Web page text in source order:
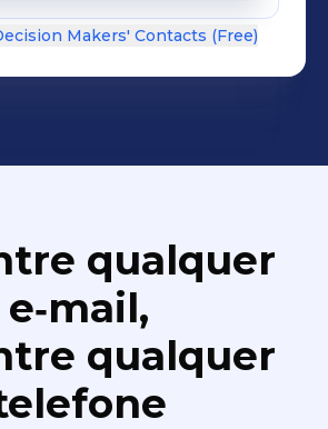
Makers' Contacts (Free)
qualquer
e‑mail,
qualquer